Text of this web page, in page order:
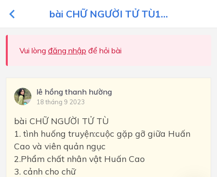
bài CHỮ NGƯỜI TỬ TÙ1...
Vui lòng đăng nhập để hỏi bài
lê hồng thanh hường
18 tháng 9 2023
bài CHỮ NGƯỜI TỬ TÙ
1. tình huống truyện:cuộc gặp gỡ giữa Huấn
Cao và viên quản ngục
2.Phẩm chất nhân vật Huấn Cao
3. cảnh cho chữ